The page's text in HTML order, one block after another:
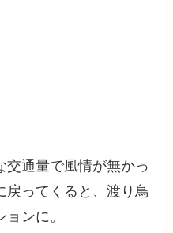
交通量で風情が無かっ
戻ってくると、渡り鳥
ンに。